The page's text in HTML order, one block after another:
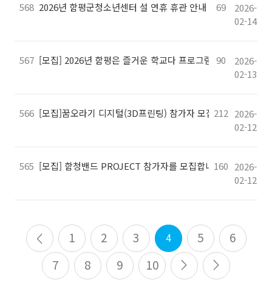
568 2026년 함평군청소년센터 설 연휴 휴관 안내 69
2026-
02-14
567 [모집] 2026년 함평은 즐거운 학교다 프로그램 참여 기관 모
90
2026-
02-13
566 [모집]꿈오라기 디지털(3D프린팅) 참가자 모집 212 2026-
02-12
565 [모집] 함청밴드 PROJECT 참가자를 모집합니다!
160 2026-
02-12
1 2 3 4 5
6
7
8 9 10